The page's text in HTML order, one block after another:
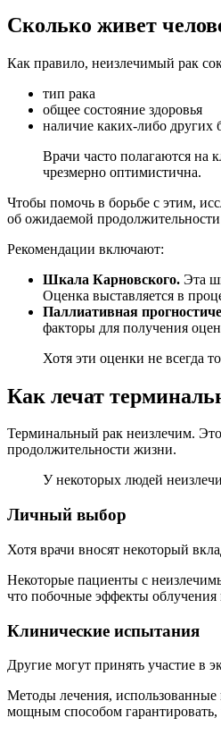
Сколько живет
Как правило, неизлечимый рак
тип рака
общее состояние здоровья
наличие каких-либо других
Врачи часто полагаются на
чрезмерно оптимистична.
Чтобы помочь в борьбе с этим,
об ожидаемой
Рекомендации включают:
Шкала Карновского. Эта
Оценка выставляется в
Паллиативная
факторы для получения
Хотя эти оценки не всегда
Как лечат
Терминальный рак неизлечим.
продолжительности жизни.
У некоторых людей
Личный выбор
Хотя врачи вносят некоторый
Некоторые пациенты с
что побочные эффекты
Клинические испытания
Другие могут принять участие в
Методы лечения, использованные
мощным способом гарантировать,